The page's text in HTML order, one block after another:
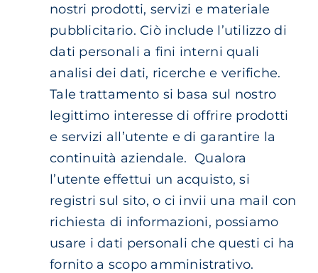
nostri prodotti, servizi e materiale
pubblicitario. Ciò include l’utilizzo di
dati personali a fini interni quali
analisi dei dati, ricerche e verifiche.
Tale trattamento si basa sul nostro
legittimo interesse di offrire prodotti
e servizi all’utente e di garantire la
continuità aziendale. Qualora
l’utente effettui un acquisto, si
registri sul sito, o ci invii una mail con
richiesta di informazioni, possiamo
usare i dati personali che questi ci ha
fornito a scopo amministrativo.